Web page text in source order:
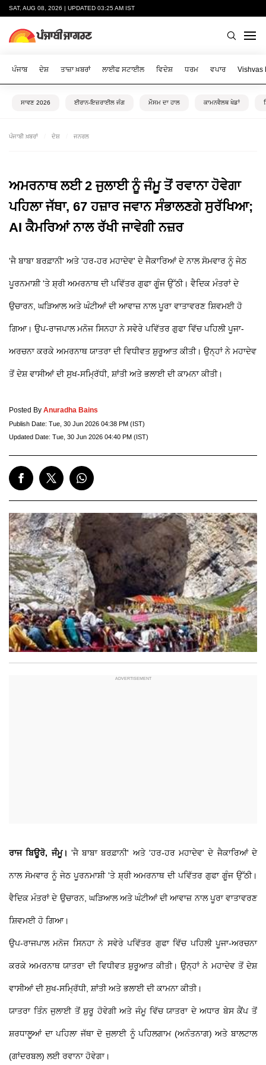
SAT, AUG 08, 2026 | UPDATED 03:25 AM IST
ਪੰਜਾਬ ਦੇਸ਼ ਤਾਜ਼ਾ ਖ਼ਬਰਾਂ ਲਾਈਫ ਸਟਾਈਲ ਵਿਦੇਸ਼ ਧਰਮ ਵਪਾਰ Vishvas
ਸਾਵਣ 2026 ਈਰਾਨ-ਇਜ਼ਰਾਈਲ ਜੰਗ ਮੌਸਮ ਦਾ ਹਾਲ ਕਾਮਨਵੈਲਥ ਖੇਡਾਂ
ਪੰਜਾਬੀ ਖ਼ਬਰਾਂ ਦੇਸ਼ ਜਨਰਲ
ਅਮਰਨਾਥ ਲਈ 2 ਜੁਲਾਈ ਨੂੰ ਜੰਮੂ ਤੋਂ ਰਵਾਨਾ ਹੋਵੇਗਾ
ਪਹਿਲਾ ਜੱਥਾ, 67 ਹਜ਼ਾਰ ਜਵਾਨ ਸੰਭਾਲਣਗੇ ਸੁਰੱਖਿਆ;
AI ਕੈਮਰਿਆਂ ਨਾਲ ਰੱਖੀ ਜਾਵੇਗੀ ਨਜ਼ਰ
'ਜੈ ਬਾਬਾ ਬਰਫ਼ਾਨੀ' ਅਤੇ 'ਹਰ-ਹਰ ਮਹਾਦੇਵ' ਦੇ ਜੈਕਾਰਿਆਂ ਦੇ ਨਾਲ ਸੋਮਵਾਰ ਨੂੰ ਜੇਠ
ਪੂਰਨਮਾਸ਼ੀ 'ਤੇ ਸ਼੍ਰੀ ਅਮਰਨਾਥ ਦੀ ਪਵਿੱਤਰ ਗੁਫਾ ਗੂੰਜ ਉੱਠੀ। ਵੈਦਿਕ ਮੰਤਰਾਂ ਦੇ
ਉਚਾਰਨ, ਘੜਿਆਲ ਅਤੇ ਘੰਟੀਆਂ ਦੀ ਆਵਾਜ਼ ਨਾਲ ਪੂਰਾ ਵਾਤਾਵਰਣ ਸ਼ਿਵਮਈ ਹੋ
ਗਿਆ। ਉਪ-ਰਾਜਪਾਲ ਮਨੋਜ ਸਿਨਹਾ ਨੇ ਸਵੇਰੇ ਪਵਿੱਤਰ ਗੁਫਾ ਵਿੱਚ ਪਹਿਲੀ ਪੂਜਾ-
ਅਰਚਨਾ ਕਰਕੇ ਅਮਰਨਾਥ ਯਾਤਰਾ ਦੀ ਵਿਧੀਵਤ ਸ਼ੁਰੂਆਤ ਕੀਤੀ। ਉਨ੍ਹਾਂ ਨੇ ਮਹਾਦੇਵ
ਤੋਂ ਦੇਸ਼ ਵਾਸੀਆਂ ਦੀ ਸੁਖ-ਸਮ੍ਰਿੱਧੀ, ਸ਼ਾਂਤੀ ਅਤੇ ਭਲਾਈ ਦੀ ਕਾਮਨਾ ਕੀਤੀ।
Posted By Anuradha Bains
Publish Date: Tue, 30 Jun 2026 04:38 PM (IST)
Updated Date: Tue, 30 Jun 2026 04:40 PM (IST)
ਰਾਜ ਬਿਊਰੋ, ਜੰਮੂ। 'ਜੈ ਬਾਬਾ ਬਰਫ਼ਾਨੀ' ਅਤੇ 'ਹਰ-ਹਰ ਮਹਾਦੇਵ' ਦੇ ਜੈਕਾਰਿਆਂ ਦੇ
ਨਾਲ ਸੋਮਵਾਰ ਨੂੰ ਜੇਠ ਪੂਰਨਮਾਸ਼ੀ 'ਤੇ ਸ਼੍ਰੀ ਅਮਰਨਾਥ ਦੀ ਪਵਿੱਤਰ ਗੁਫਾ ਗੂੰਜ ਉੱਠੀ।
ਵੈਦਿਕ ਮੰਤਰਾਂ ਦੇ ਉਚਾਰਨ, ਘੜਿਆਲ ਅਤੇ ਘੰਟੀਆਂ ਦੀ ਆਵਾਜ਼ ਨਾਲ ਪੂਰਾ ਵਾਤਾਵਰਣ
ਸ਼ਿਵਮਈ ਹੋ ਗਿਆ।
ਉਪ-ਰਾਜਪਾਲ ਮਨੋਜ ਸਿਨਹਾ ਨੇ ਸਵੇਰੇ ਪਵਿੱਤਰ ਗੁਫਾ ਵਿੱਚ ਪਹਿਲੀ ਪੂਜਾ-ਅਰਚਨਾ
ਕਰਕੇ ਅਮਰਨਾਥ ਯਾਤਰਾ ਦੀ ਵਿਧੀਵਤ ਸ਼ੁਰੂਆਤ ਕੀਤੀ। ਉਨ੍ਹਾਂ ਨੇ ਮਹਾਦੇਵ ਤੋਂ ਦੇਸ਼
ਵਾਸੀਆਂ ਦੀ ਸੁਖ-ਸਮ੍ਰਿੱਧੀ, ਸ਼ਾਂਤੀ ਅਤੇ ਭਲਾਈ ਦੀ ਕਾਮਨਾ ਕੀਤੀ।
ਯਾਤਰਾ ਤਿੰਨ ਜੁਲਾਈ ਤੋਂ ਸ਼ੁਰੂ ਹੋਵੇਗੀ ਅਤੇ ਜੰਮੂ ਵਿੱਚ ਯਾਤਰਾ ਦੇ ਅਧਾਰ ਬੇਸ ਕੈਂਪ ਤੋਂ
ਸ਼ਰਧਾਲੂਆਂ ਦਾ ਪਹਿਲਾ ਜੱਥਾ ਦੋ ਜੁਲਾਈ ਨੂੰ ਪਹਿਲਗਾਮ (ਅਨੰਤਨਾਗ) ਅਤੇ ਬਾਲਟਾਲ
(ਗਾਂਦਰਬਲ) ਲਈ ਰਵਾਨਾ ਹੋਵੇਗਾ।